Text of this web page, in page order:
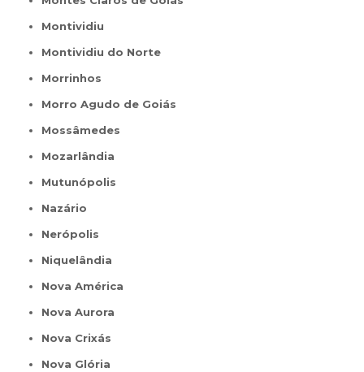
Montividiu
Montividiu do Norte
Morrinhos
Morro Agudo de Goiás
Mossâmedes
Mozarlândia
Mutunópolis
Nazário
Nerópolis
Niquelândia
Nova América
Nova Aurora
Nova Crixás
Nova Glória